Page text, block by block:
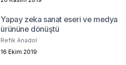
Yapay zeka sanat eseri ve medya
ürününe dönüştü
Refik Anadol
16 Ekim 2019